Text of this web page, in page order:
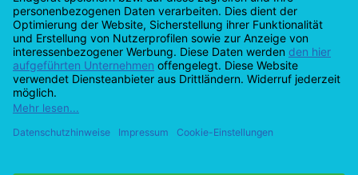
0171 - 6124207
info@kirschlolli.de
USt-IdNr.: DE321609131
Kundendienst